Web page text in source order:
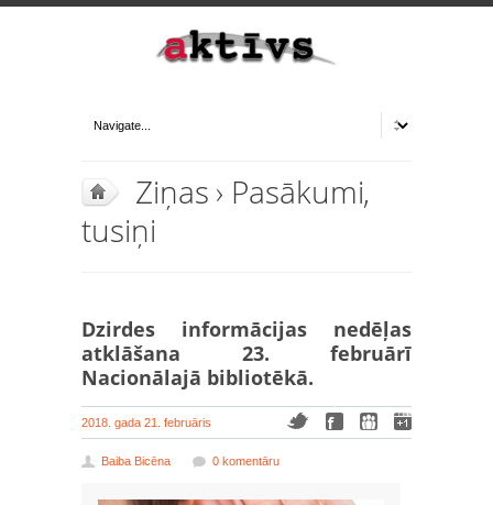
Ziņas › Pasākumi,
tusiņi
Dzirdes informācijas nedēļas
atklāšana 23. februārī
Nacionālajā bibliotēkā.
2018. gada 21. februāris
Baiba Bicēna 0 komentāru